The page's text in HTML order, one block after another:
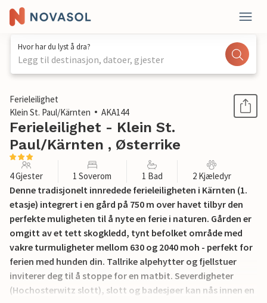
Hvor har du lyst å dra?
Legg til destinasjon, datoer, gjester
1 / 12
Ferieleilighet
Klein St. Paul/Kärnten
AKA144
Ferieleilighet - Klein St.
Paul/Kärnten , Østerrike
4 Gjester 1 Soverom 1 Bad 2 Kjæledyr
Denne tradisjonelt innredede ferieleiligheten i Kärnten (1.
etasje) integrert i en gård på 750 m over havet tilbyr den
perfekte muligheten til å nyte en ferie i naturen. Gården er
omgitt av et tett skogkledd, tynt befolket område med
vakre turmuligheter mellom 630 og 2040 moh - perfekt for
ferien med hunden din. Tallrike alpehytter og fjellstuer
inviterer deg til å stoppe for en matbit. Severdigheter
(Hochosterwitz slott), slott og badesjøer kan nås innen en